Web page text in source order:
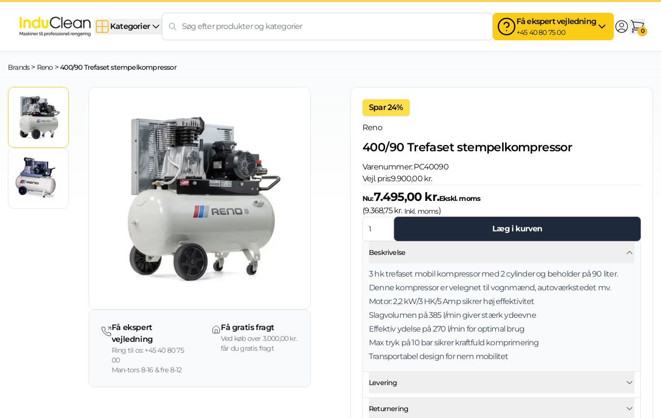
Skip to content
Kategorier
Få ekspert vejledning
+45 40 80 75 00 0
Brands> Reno>400/90 Trefaset stempelkompressor
Få ekspert
vejledning
Ring til os: +45 40 80 75
00
Man-tors 8-16 & fre 8-12
Få gratis fragt
Ved køb over 3.000,00 kr.
får du gratis fragt
Spar 24%
Reno
400/90 Trefaset stempelkompressor
Varenummer:PC40090
Vejl. pris:9.900,00 kr.
Nu:7.495,00 kr.Ekskl. moms
(9.368,75 kr. Inkl. moms)
Læg i kurven
Beskrivelse
3 hk trefaset mobil kompressor med 2 cylinder og beholder på 90 liter.
Denne kompressor er velegnet til vognmænd, autoværkstedet mv.
Motor: 2,2 kW/3 HK/5 Amp sikrer høj effektivitet
Slagvolumen på 385 l/min giver stærk ydeevne
Effektiv ydelse på 270 l/min for optimal brug
Max tryk på 10 bar sikrer kraftfuld komprimering
Transportabel design for nem mobilitet
Levering
Returnering